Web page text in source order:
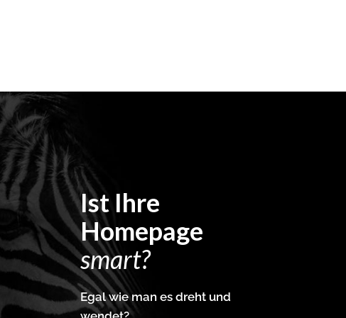
Ist Ihre
Homepage
smart?
Egal wie man es dreht und